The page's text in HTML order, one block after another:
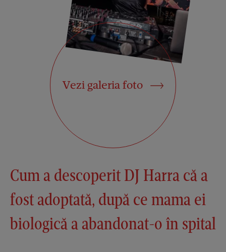
Vezi galeria foto
Cum a descoperit DJ Harra că a
fost adoptată, după ce mama ei
biologică a abandonat-o în spital